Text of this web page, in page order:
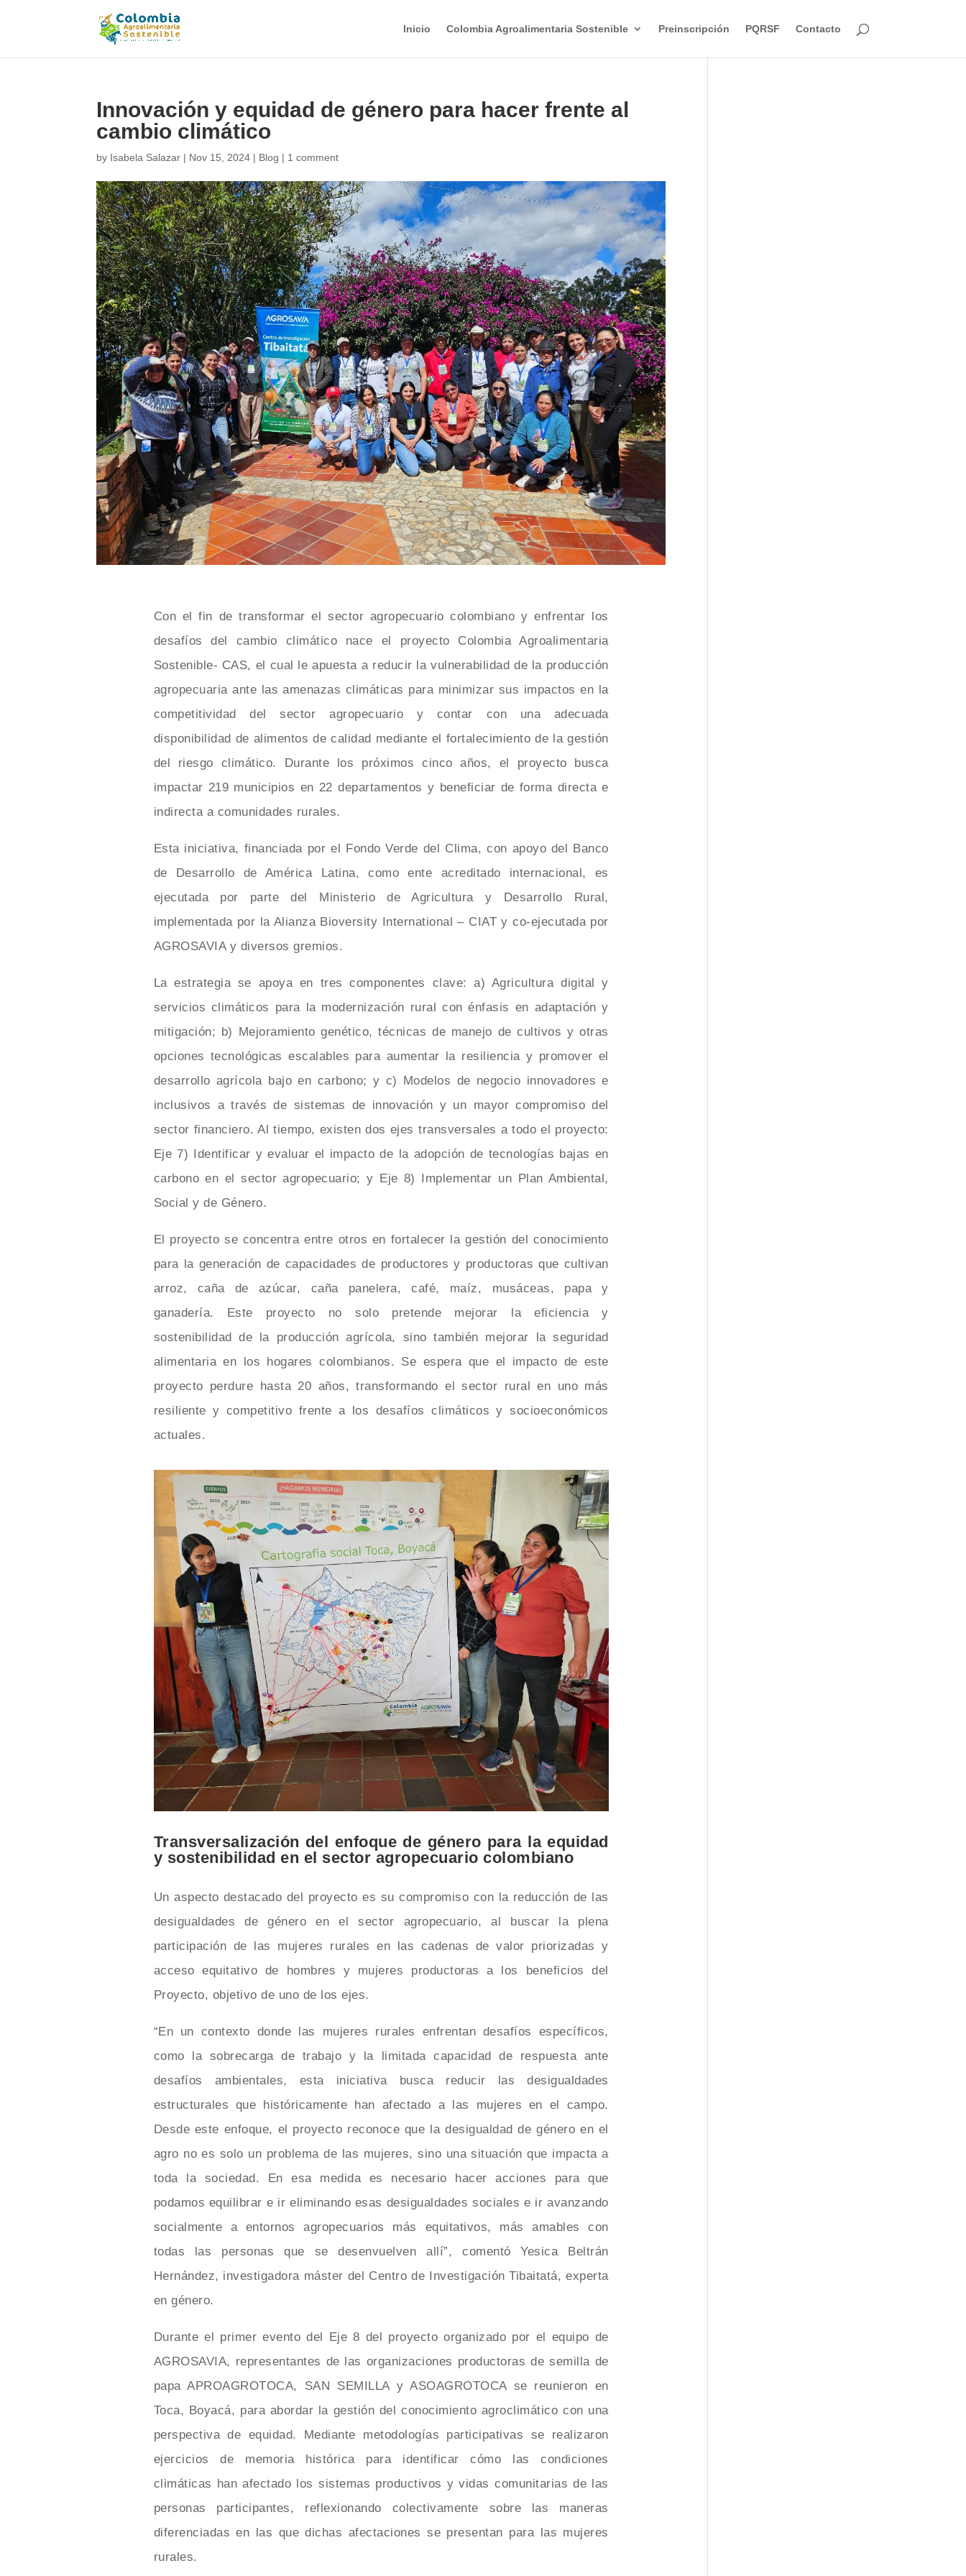
Inicio Colombia Agroalimentaria Sostenible Preinscripción PQRSF Contacto
Innovación y equidad de género para hacer frente al
cambio climático
by Isabela Salazar | Nov 15, 2024 | Blog | 1 comment
Con el fin de transformar el sector agropecuario colombiano y enfrentar los
desafíos del cambio climático nace el proyecto Colombia Agroalimentaria
Sostenible- CAS, el cual le apuesta a reducir la vulnerabilidad de la producción
agropecuaria ante las amenazas climáticas para minimizar sus impactos en la
competitividad del sector agropecuario y contar con una adecuada
disponibilidad de alimentos de calidad mediante el fortalecimiento de la gestión
del riesgo climático. Durante los próximos cinco años, el proyecto busca
impactar 219 municipios en 22 departamentos y beneficiar de forma directa e
indirecta a comunidades rurales.
Esta iniciativa, financiada por el Fondo Verde del Clima, con apoyo del Banco
de Desarrollo de América Latina, como ente acreditado internacional, es
ejecutada por parte del Ministerio de Agricultura y Desarrollo Rural,
implementada por la Alianza Bioversity International – CIAT y co-ejecutada por
AGROSAVIA y diversos gremios.
La estrategia se apoya en tres componentes clave: a) Agricultura digital y
servicios climáticos para la modernización rural con énfasis en adaptación y
mitigación; b) Mejoramiento genético, técnicas de manejo de cultivos y otras
opciones tecnológicas escalables para aumentar la resiliencia y promover el
desarrollo agrícola bajo en carbono; y c) Modelos de negocio innovadores e
inclusivos a través de sistemas de innovación y un mayor compromiso del
sector financiero. Al tiempo, existen dos ejes transversales a todo el proyecto:
Eje 7) Identificar y evaluar el impacto de la adopción de tecnologías bajas en
carbono en el sector agropecuario; y Eje 8) Implementar un Plan Ambiental,
Social y de Género.
El proyecto se concentra entre otros en fortalecer la gestión del conocimiento
para la generación de capacidades de productores y productoras que cultivan
arroz, caña de azúcar, caña panelera, café, maíz, musáceas, papa y
ganadería. Este proyecto no solo pretende mejorar la eficiencia y
sostenibilidad de la producción agrícola, sino también mejorar la seguridad
alimentaria en los hogares colombianos. Se espera que el impacto de este
proyecto perdure hasta 20 años, transformando el sector rural en uno más
resiliente y competitivo frente a los desafíos climáticos y socioeconómicos
actuales.
Transversalización del enfoque de género para la equidad
y sostenibilidad en el sector agropecuario colombiano
Un aspecto destacado del proyecto es su compromiso con la reducción de las
desigualdades de género en el sector agropecuario, al buscar la plena
participación de las mujeres rurales en las cadenas de valor priorizadas y
acceso equitativo de hombres y mujeres productoras a los beneficios del
Proyecto, objetivo de uno de los ejes.
“En un contexto donde las mujeres rurales enfrentan desafíos específicos,
como la sobrecarga de trabajo y la limitada capacidad de respuesta ante
desafíos ambientales, esta iniciativa busca reducir las desigualdades
estructurales que históricamente han afectado a las mujeres en el campo.
Desde este enfoque, el proyecto reconoce que la desigualdad de género en el
agro no es solo un problema de las mujeres, sino una situación que impacta a
toda la sociedad. En esa medida es necesario hacer acciones para que
podamos equilibrar e ir eliminando esas desigualdades sociales e ir avanzando
socialmente a entornos agropecuarios más equitativos, más amables con
todas las personas que se desenvuelven allí”, comentó Yesica Beltrán
Hernández, investigadora máster del Centro de Investigación Tibaitatá, experta
en género.
Durante el primer evento del Eje 8 del proyecto organizado por el equipo de
AGROSAVIA, representantes de las organizaciones productoras de semilla de
papa APROAGROTOCA, SAN SEMILLA y ASOAGROTOCA se reunieron en
Toca, Boyacá, para abordar la gestión del conocimiento agroclimático con una
perspectiva de equidad. Mediante metodologías participativas se realizaron
ejercicios de memoria histórica para identificar cómo las condiciones
climáticas han afectado los sistemas productivos y vidas comunitarias de las
personas participantes, reflexionando colectivamente sobre las maneras
diferenciadas en las que dichas afectaciones se presentan para las mujeres
rurales.